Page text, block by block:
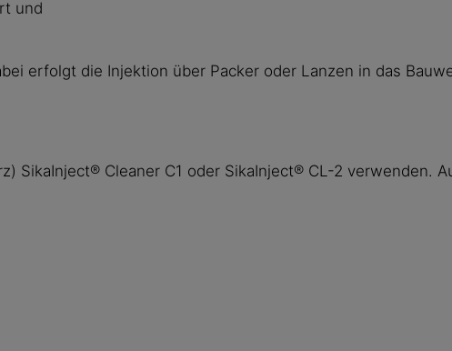
und
erfolgt die Injektion über Packer oder Lanzen in das
SikaInject® Cleaner C1 oder SikaInject® CL-2 verwenden.